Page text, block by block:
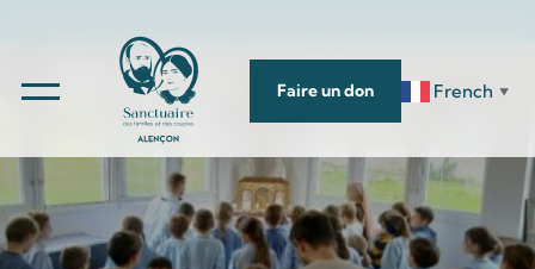
Faire un don French ▼